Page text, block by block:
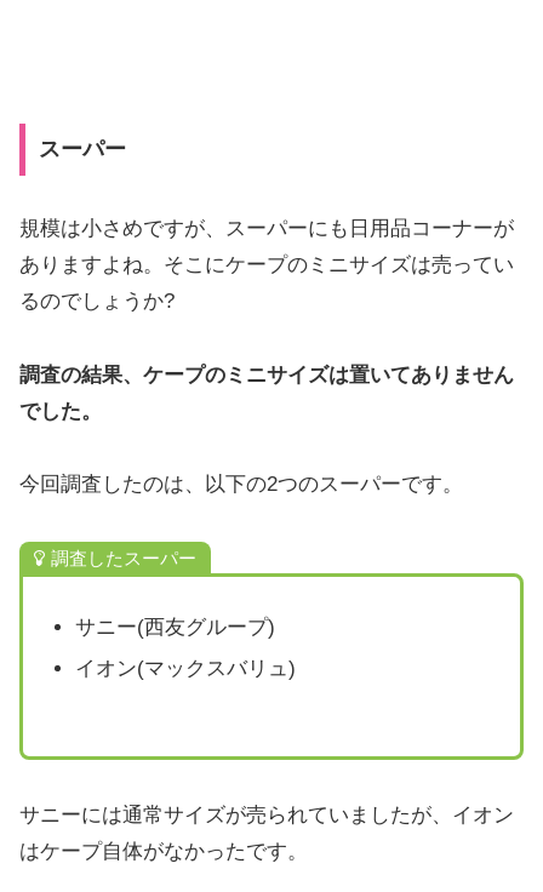
スーパー
規模は小さめですが、スーパーにも日用品コーナーが
ありますよね。そこにケープのミニサイズは売ってい
るのでしょうか?
調査の結果、ケープのミニサイズは置いてありません
でした。
今回調査したのは、以下の2つのスーパーです。
調査したスーパー
サニー(西友グループ)
イオン(マックスバリュ)
サニーには通常サイズが売られていましたが、イオン
はケープ自体がなかったです。